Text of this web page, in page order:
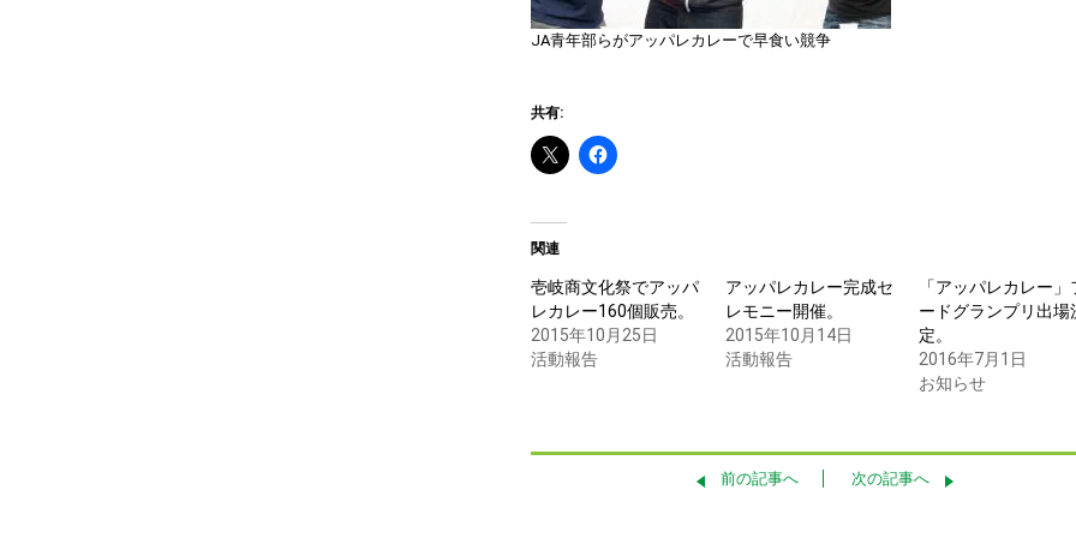
JA青年部らがアッパレカレーで早食い競争
共有:
関連
壱岐商文化祭でアッパ
レカレー160個販売。
2015年10月25日
活動報告
アッパレカレー完成セ
レモニー開催。
2015年10月14日
活動報告
「アッパレカレー」
ードグランプリ出場
定。
2016年7月1日
お知らせ
前の記事へ 次の記事へ